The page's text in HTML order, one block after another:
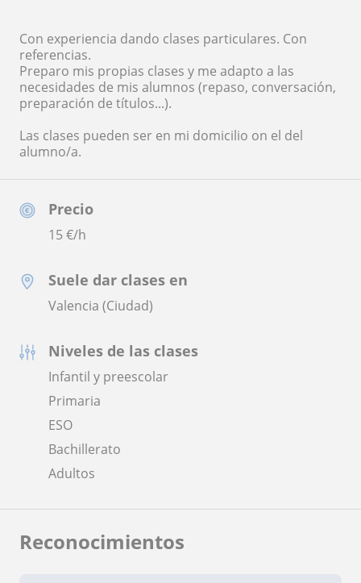
Precio
15€/h
Suele dar clases en
Valencia (Ciudad)
Niveles de las clases
Infantil y preescolar
Primaria
ESO
Bachillerato
Adultos
Con experiencia dando clases particulares. Con
referencias.
Preparo mis propias clases y me adapto a las
necesidades de mis alumnos (repaso, conversación,
preparación de títulos...).
Las clases pueden ser en mi domicilio on el del
alumno/a.
Reconocimientos